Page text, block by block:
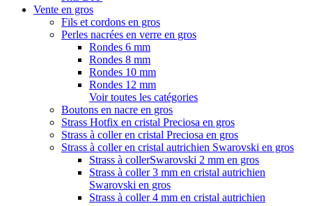
Vente en gros
Fils et cordons en gros
Perles nacrées en verre en gros
Rondes 6 mm
Rondes 8 mm
Rondes 10 mm
Rondes 12 mm
Voir toutes les catégories
Boutons en nacre en gros
Strass Hotfix en cristal Preciosa en gros
Strass à coller en cristal Preciosa en gros
Strass à coller en cristal autrichien Swarovski en gros
Strass à collerSwarovski 2 mm en gros
Strass à coller 3 mm en cristal autrichien
Swarovski en gros
Strass à coller 4 mm en cristal autrichien